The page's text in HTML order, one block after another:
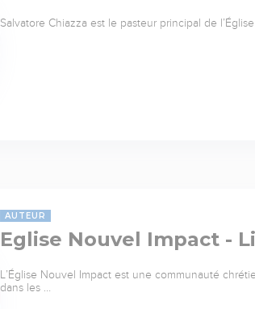
Salvatore Chiazza est le pasteur principal de
AUTEUR
Eglise Nouvel Impact -
L’Église Nouvel Impact est une communauté
dans les …